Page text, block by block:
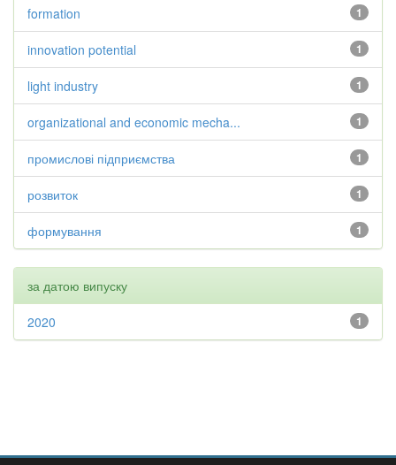
1
formation
1
innovation potential
1
light industry
1
organizational and economic mecha...
1
промислові підприємства
1
розвиток
1
формування
за датою випуску
1
2020